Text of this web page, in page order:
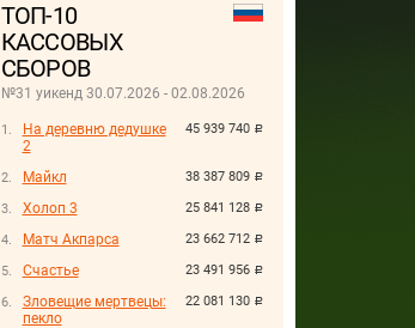
ТОП-10
КАССОВЫХ
СБОРОВ
№31 уикенд 30.07.2026 - 02.08.2026
45 939 740 руб.
На деревню дедушке
2
38 387 809 руб.
Майкл
25 841 128 руб.
Холоп 3
23 662 712 руб.
Матч Акпарса
23 491 956 руб.
Счастье
22 081 130 руб.
Зловещие мертвецы:
пекло